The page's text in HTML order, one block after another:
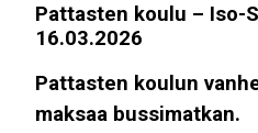
Pattasten koulu – Iso-
16.03.2026
Pattasten koulun
maksaa bussimatkan.